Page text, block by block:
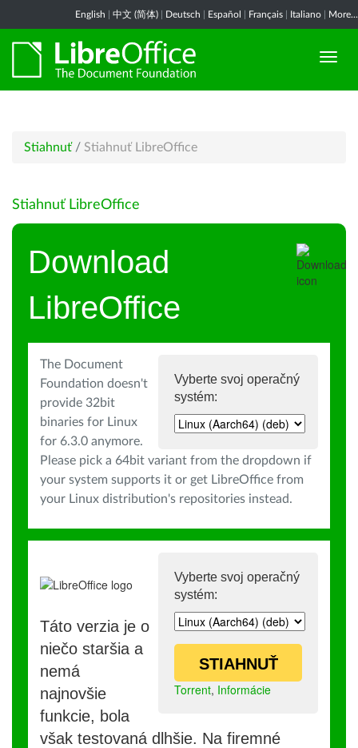
English 中文 (简体) Deutsch Español Français Italiano More...
Stiahnuť / Stiahnuť LibreOffice
Stiahnuť LibreOffice
Download
LibreOffice
Vyberte svoj operačný
systém:
The Document
Foundation doesn't
provide 32bit
binaries for Linux
for 6.3.0 anymore.
Please pick a 64bit variant from the dropdown if
your system supports it or get LibreOffice from
your Linux distribution's repositories instead.
Vyberte svoj operačný
systém:
STIAHNUŤ
Torrent, Informácie
Táto verzia je o
niečo staršia a
nemá
najnovšie
funkcie, bola
však testovaná dlhšie. Na firemné